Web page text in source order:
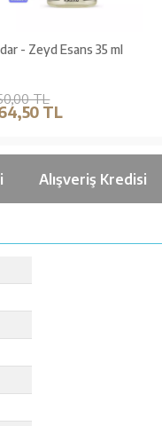
- Zeyd Esans 35 ml
TL
TL
Alışveriş Kredisi